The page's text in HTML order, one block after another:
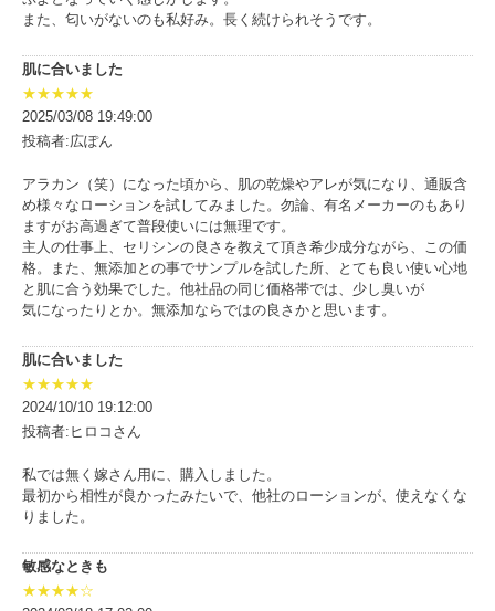
また、匂いがないのも私好み。長く続けられそうです。
肌に合いました
★★★★★
2025/03/08 19:49:00
投稿者:広ぽん
アラカン（笑）になった頃から、肌の乾燥やアレが気になり、通販含
め様々なローションを試してみました。勿論、有名メーカーのもあり
ますがお高過ぎて普段使いには無理です。
主人の仕事上、セリシンの良さを教えて頂き希少成分ながら、この価
格。また、無添加との事でサンプルを試した所、とても良い使い心地
と肌に合う効果でした。他社品の同じ価格帯では、少し臭いが
気になったりとか。無添加ならではの良さかと思います。
肌に合いました
★★★★★
2024/10/10 19:12:00
投稿者:ヒロコさん
私では無く嫁さん用に、購入しました。
最初から相性が良かったみたいで、他社のローションが、使えなくな
りました。
敏感なときも
★★★★☆